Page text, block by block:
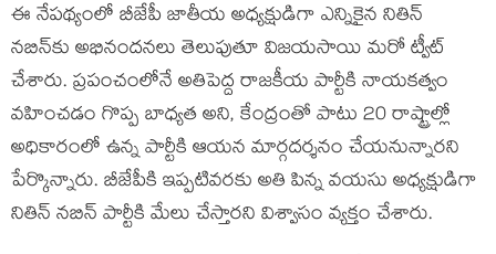
ఈ నేపథ్యంలో బీజేపీ జాతీయ అధ్యక్షుడిగా ఎన్నికైన నితిన్
నబిన్‌కు అభినందనలు తెలుపుతూ విజయసాయి మరో ట్వీట్
చేశారు. ప్రపంచంలోనే అతిపెద్ద రాజకీయ పార్టీకి నాయకత్వం
వహించడం గొప్ప బాధ్యత అని, కేంద్రంతో పాటు 20 రాష్ట్రాల్లో
అధికారంలో ఉన్న పార్టీకి ఆయన మార్గదర్శనం చేయనున్నారని
పేర్కొన్నారు. బీజేపీకి ఇప్పటివరకు అతి పిన్న వయసు అధ్యక్షుడిగా
నితిన్ నబిన్ పార్టీకి మేలు చేస్తారని విశ్వాసం వ్యక్తం చేశారు.